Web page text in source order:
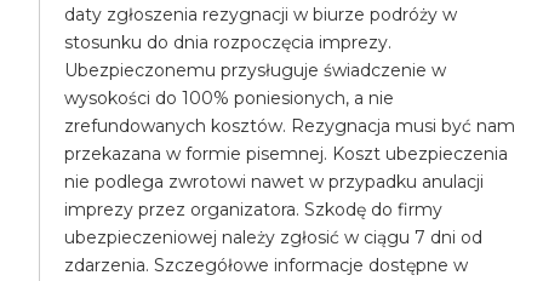
daty zgłoszenia rezygnacji w biurze podróży w
stosunku do dnia rozpoczęcia imprezy.
Ubezpieczonemu przysługuje świadczenie w
wysokości do 100% poniesionych, a nie
zrefundowanych kosztów. Rezygnacja musi być nam
przekazana w formie pisemnej. Koszt ubezpieczenia
nie podlega zwrotowi nawet w przypadku anulacji
imprezy przez organizatora. Szkodę do firmy
ubezpieczeniowej należy zgłosić w ciągu 7 dni od
zdarzenia. Szczegółowe informacje dostępne w